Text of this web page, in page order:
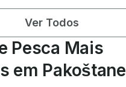
Ver Todos
Pesca Mais
em Pakoštane